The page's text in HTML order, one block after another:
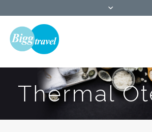
Thermal